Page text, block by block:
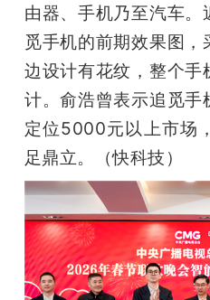
由器、手机乃至汽车
觅手机的前期效果图
边设计有花纹，整个
计。俞浩曾表示追觅手
定位5000元以上市场
足鼎立。（快科技）